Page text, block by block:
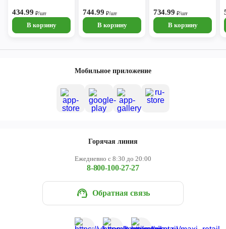
434.99 ₽/шт
В корзину
744.99 ₽/шт
В корзину
734.99 ₽/шт
В корзину
Мобильное приложение
Горячая линия
Ежедневно с 8:30 до 20:00
8-800-100-27-27
Обратная связь